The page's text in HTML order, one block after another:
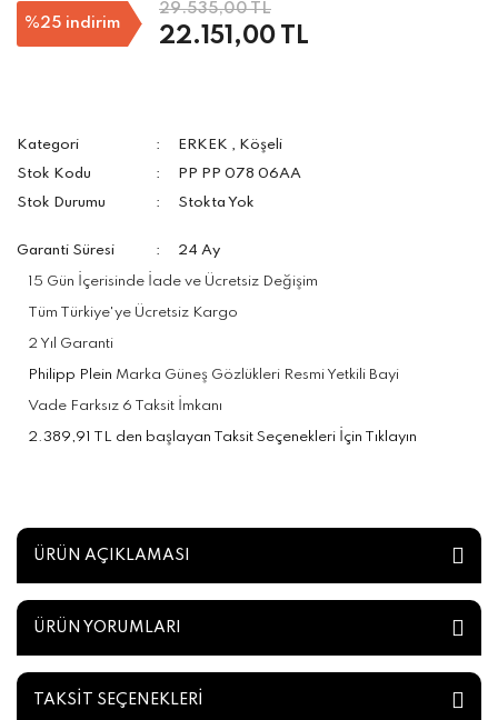
%25 indirim
29.535,00 TL
22.151,00 TL
Kategori ERKEK , Köşeli
Stok Kodu
PP PP 078 06AA
Stok Durumu
Stokta Yok
Garanti Süresi 24 Ay
15 Gün İçerisinde İade ve Ücretsiz Değişim
Tüm Türkiye'ye Ücretsiz Kargo
2 Yıl Garanti
Philipp Plein Marka Güneş Gözlükleri Resmi Yetkili Bayi
Vade Farksız 6 Taksit İmkanı
2.389,91 TL den başlayan Taksit Seçenekleri İçin Tıklayın
ÜRÜN AÇIKLAMASI
ÜRÜN YORUMLARI
TAKSİT SEÇENEKLERİ